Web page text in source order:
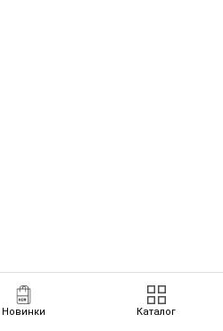
Новинки Каталог